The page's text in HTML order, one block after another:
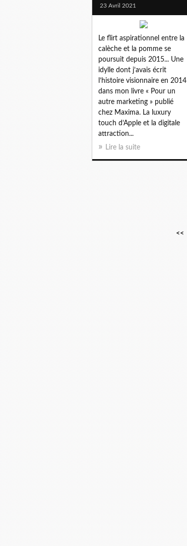
23 Avril 2021
Le flirt aspirationnel entre la
calèche et la pomme se
poursuit depuis 2015... Une
idylle dont j’avais écrit
l’histoire visionnaire en 2014
dans mon livre « Pour un
autre marketing » publié
chez Maxima. La luxury
touch d’Apple et la digitale
attraction...
Lire la suite
<<